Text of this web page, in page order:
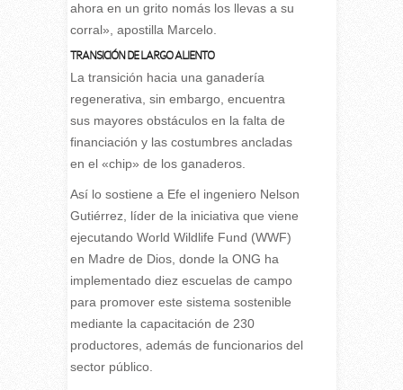
ahora en un grito nomás los llevas a su
corral», apostilla Marcelo.
TRANSICIÓN DE LARGO ALIENTO
La transición hacia una ganadería
regenerativa, sin embargo, encuentra
sus mayores obstáculos en la falta de
financiación y las costumbres ancladas
en el «chip» de los ganaderos.
Así lo sostiene a Efe el ingeniero Nelson
Gutiérrez, líder de la iniciativa que viene
ejecutando World Wildlife Fund (WWF)
en Madre de Dios, donde la ONG ha
implementado diez escuelas de campo
para promover este sistema sostenible
mediante la capacitación de 230
productores, además de funcionarios del
sector público.